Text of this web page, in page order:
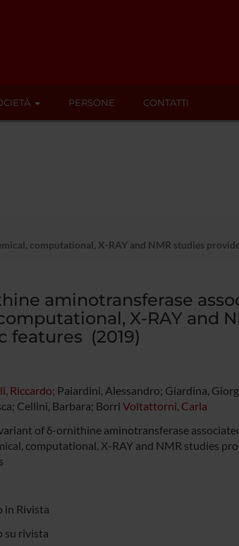
PERSONE CONTATTI
computational, X-RAY and NMR studies
aminotransferase
X-RAY and
features (2019)
Riccardo; Paiardini, Alessandro; Giardina,
Cellini, Barbara; Borri Voltattorni, Carla
of δ-ornithine aminotransferase
computational, X-RAY and NMR studies
in Rivista
su rivista